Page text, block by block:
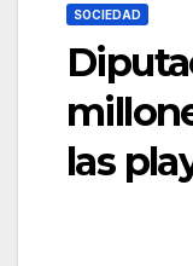
SOCIEDAD
las